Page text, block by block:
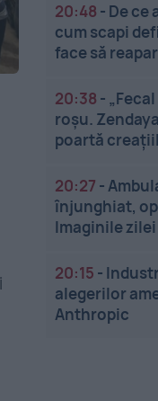
20:48 - De ce
cum scapi
face să
20:38 -
roșu.
poartă
20:27 -
înjunghiat,
Imaginile zilei
20:15 -
alegerilor
Anthropic